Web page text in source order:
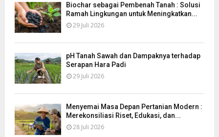
Biochar sebagai Pembenah Tanah : Solusi
Ramah Lingkungan untuk Meningkatkan...
29 Juli 2026
pH Tanah Sawah dan Dampaknya terhadap
Serapan Hara Padi
29 Juli 2026
Menyemai Masa Depan Pertanian Modern :
Merekonsiliasi Riset, Edukasi, dan...
28 Juli 2026